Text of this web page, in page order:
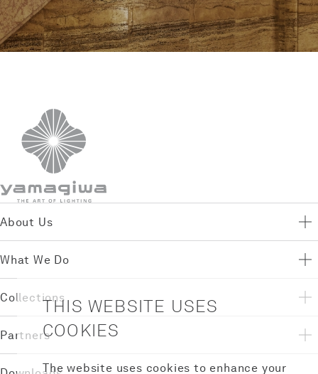
About Us
What We Do
Collections
Partners
THIS WEBSITE USES
COOKIES
The website uses cookies to enhance your